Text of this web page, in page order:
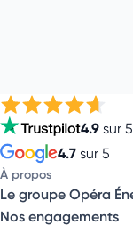
4.9 sur 5
4.7 sur 5
À propos
Le groupe Opéra
Nos engagements